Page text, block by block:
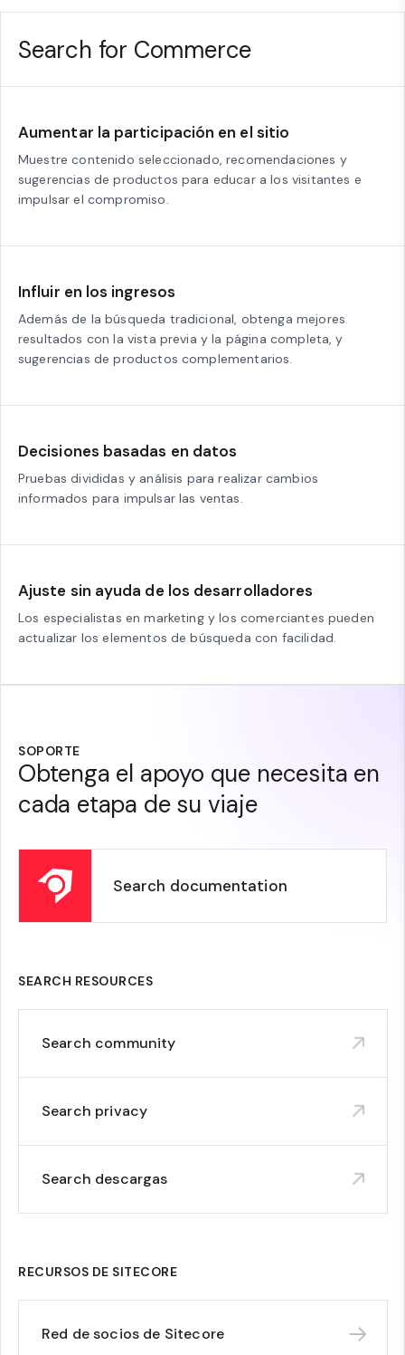
Search for Commerce
Aumentar la participación en el sitio
Muestre contenido seleccionado, recomendaciones y
sugerencias de productos para educar a los visitantes e
impulsar el compromiso.
Influir en los ingresos
Además de la búsqueda tradicional, obtenga mejores
resultados con la vista previa y la página completa, y
sugerencias de productos complementarios.
Decisiones basadas en datos
Pruebas divididas y análisis para realizar cambios
informados para impulsar las ventas.
Ajuste sin ayuda de los desarrolladores
Los especialistas en marketing y los comerciantes pueden
actualizar los elementos de búsqueda con facilidad.
SOPORTE
Obtenga el apoyo que necesita en
cada etapa de su viaje
Search documentation
SEARCH RESOURCES
Search community
Search privacy
Search descargas
RECURSOS DE SITECORE
Red de socios de Sitecore